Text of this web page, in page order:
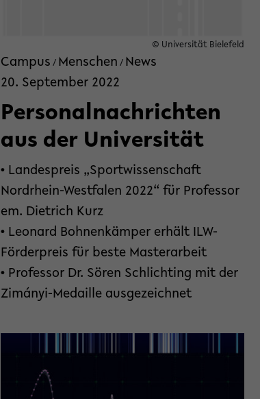
© Universität Bielefeld
Campus / Menschen / News
20. September 2022
Personalnachrichten
aus der Universität
• Landespreis „Sportwissenschaft
Nordrhein-Westfalen 2022“ für Professor
em. Dietrich Kurz
• Leonard Bohnenkämper erhält ILW-
Förderpreis für beste Masterarbeit
• Professor Dr. Sören Schlichting mit der
Zimányi-Medaille ausgezeichnet